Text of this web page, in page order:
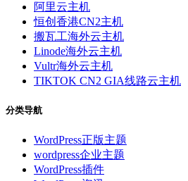
阿里云主机
恒创香港CN2主机
搬瓦工海外云主机
Linode海外云主机
Vultr海外云主机
TIKTOK CN2 GIA线路云主机
分类导航
WordPress正版主题
wordpress企业主题
WordPress插件